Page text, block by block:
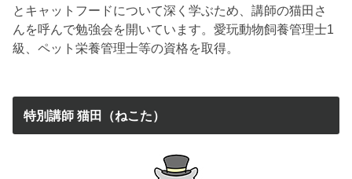
とキャットフードについて深く学ぶため、講師の猫田さ
んを呼んで勉強会を開いています。愛玩動物飼養管理士1
級、ペット栄養管理士等の資格を取得。
特別講師 猫田（ねこた）